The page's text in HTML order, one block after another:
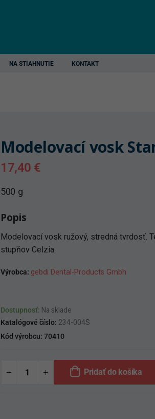
NA STIAHNUTIE KONTAKT
Modelovací vosk
17,40 €
500 g
Popis
Modelovací vosk ružový, stredná tvrdosť.
stupňov Celzia.
Výrobca: gebdi Dental-Products Gmbh
Dostupnosť: Na sklade
Katalógové číslo: 234-004S
Kód výrobcu: 70410
Pridať do košíka